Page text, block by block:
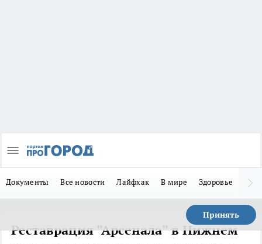
Документы Все новости Лайфхак В мире Здоровье
Принять
Реставрация "Арсенала" в Нижнем